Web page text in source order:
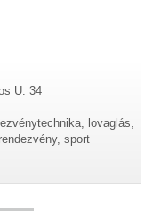
U. 34
lovaglás,
sport